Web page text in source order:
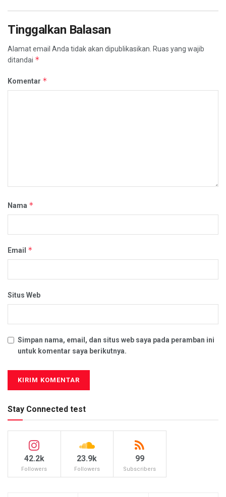
Tinggalkan Balasan
Alamat email Anda tidak akan dipublikasikan. Ruas yang wajib
ditandai *
Komentar *
Nama *
Email *
Situs Web
Simpan nama, email, dan situs web saya pada peramban ini
untuk komentar saya berikutnya.
Stay Connected test
42.2k
Followers
23.9k
Followers
99
Subscribers